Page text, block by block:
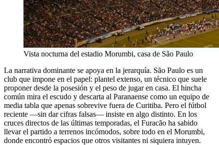
Vista nocturna del estadio Morumbi, casa de São Paulo
La narrativa dominante se apoya en la jerarquía. São Paulo es un
club que impone en el papel: plantel extenso, un técnico que suele
proponer desde la posesión y el peso de jugar en casa. El hincha
común mira el escudo y descarta al Paranaense como un equipo de
media tabla que apenas sobrevive fuera de Curitiba. Pero el fútbol
reciente —sin dar cifras falsas— insiste en algo distinto. En los
cruces directos de las últimas temporadas, el Furacão ha sabido
llevar el partido a terrenos incómodos, sobre todo en el Morumbi,
donde encontró espacios que otros visitantes ni siquiera intuyen.